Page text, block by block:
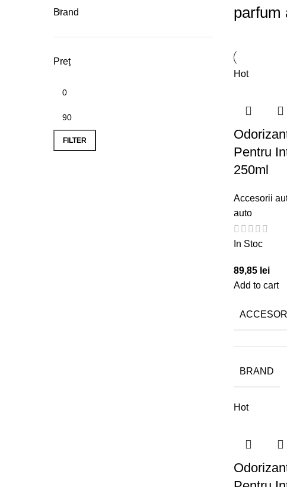
Brand
Preț
Min
price
Max
price
FILTER
parfum
Hot
Pentru
250ml
Accesorii
auto
In Stoc
89,85 lei
Add to cart
BRAND
Hot